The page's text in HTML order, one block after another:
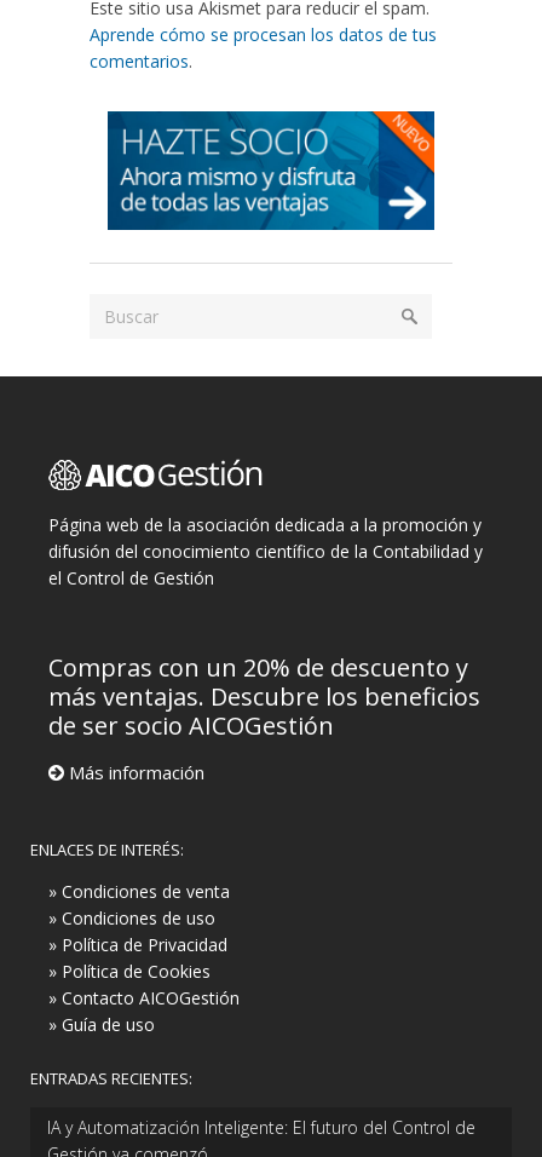
Este sitio usa Akismet para reducir el spam.
Aprende cómo se procesan los datos de tus
comentarios.
Página web de la asociación dedicada a la promoción y
difusión del conocimiento científico de la Contabilidad y
el Control de Gestión
Compras con un 20% de descuento y
más ventajas. Descubre los beneficios
de ser socio AICOGestión
Más información
ENLACES DE INTERÉS:
» Condiciones de venta
» Condiciones de uso
» Política de Privacidad
» Política de Cookies
» Contacto AICOGestión
» Guía de uso
ENTRADAS RECIENTES:
IA y Automatización Inteligente: El futuro del Control de